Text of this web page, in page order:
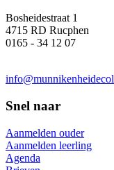
Bosheidestraat 1
4715 RD Rucphen
0165 - 34 12 07
Snel naar
Aanmelden ouder
Aanmelden leerling
Agenda